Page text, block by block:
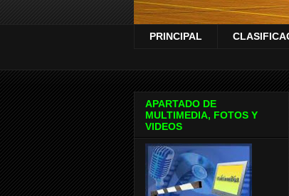
PRINCIPAL
APARTADO DE
MULTIMEDIA, FOTOS Y
VIDEOS